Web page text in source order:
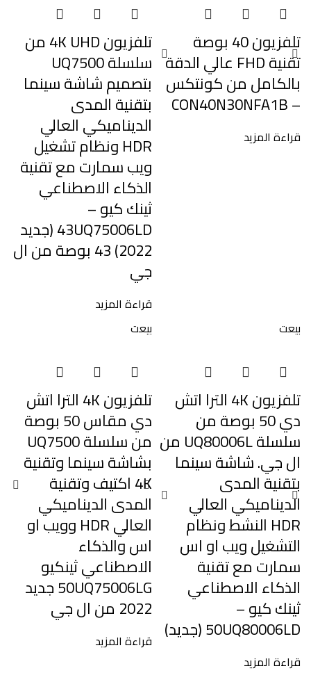
تلفزيون 40 بوصة
تقنية FHD عالي الدقة
بالكامل من كونتكس
– CON40N30NFA1B
قراءة المزيد
تلفزيون 4K UHD من
سلسلة UQ7500
بتصميم شاشة سينما
بتقنية المدى
الديناميكي العالي
HDR ونظام تشغيل
ويب سمارت مع تقنية
الذكاء الاصطناعي
ثينك كيو –
43UQ75006LD (جديد
2022) 43 بوصة من ال
جي
قراءة المزيد
بيعت
تلفزيون 4K الترا اتش
دي 50 بوصة من
سلسلة UQ80006L من
ال جي. شاشة سينما
بتقنية المدى
الديناميكي العالي
HDR النشط ونظام
التشغيل ويب او اس
سمارت مع تقنية
الذكاء الاصطناعي
ثينك كيو –
50UQ80006LD (جديد)
قراءة المزيد
بيعت
تلفزيون 4K الترا اتش
دي مقاس 50 بوصة
من سلسلة UQ7500
بشاشة سينما وتقنية
4K اكتيف وتقنية
المدى الديناميكي
العالي HDR وويب او
اس والذكاء
الاصطناعي ثينكيو
50UQ75006LG جديد
2022 من ال جي
قراءة المزيد